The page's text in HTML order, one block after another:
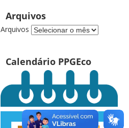
Arquivos
Arquivos
Calendário PPGEco